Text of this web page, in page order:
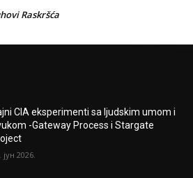
Raskršća
CIA eksperimenti sa ljudskim umom i
-Gateway Process i Stargate
јун 2026.